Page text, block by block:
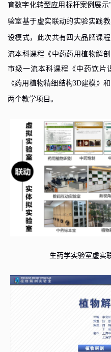
育数字化转型应用标杆案例展示
验室基于虚实联动的实验实践
设模式， 此次共有四大品牌课
流本科课程《中药药用植物解
市级一流本科课程《中药饮片
《药用植物精细结构3D建模》
两个教学项目。
生药学实验室虚实